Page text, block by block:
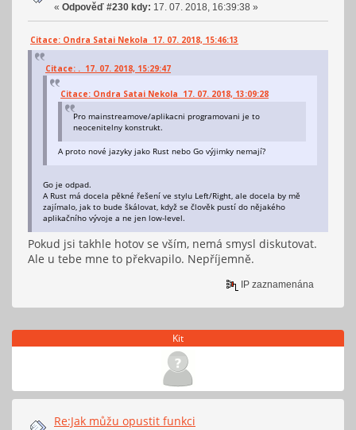
« Odpověď #230 kdy: 17. 07. 2018, 16:39:38 »
Citace: Ondra Satai Nekola 17. 07. 2018, 15:46:13
Citace: . 17. 07. 2018, 15:29:47
Citace: Ondra Satai Nekola 17. 07. 2018, 13:09:28
Pro mainstreamove/aplikacni programovani je to
neocenitelny konstrukt.
A proto nové jazyky jako Rust nebo Go výjimky nemají?
Go je odpad.
A Rust má docela pěkné řešení ve stylu Left/Right, ale docela by mě
zajímalo, jak to bude škálovat, když se člověk pustí do nějakého
aplikačního vývoje a ne jen low-level.
Pokud jsi takhle hotov se vším, nemá smysl diskutovat.
Ale u tebe mne to překvapilo. Nepříjemně.
IP zaznamenána
Kit
Re:Jak můžu opustit funkci